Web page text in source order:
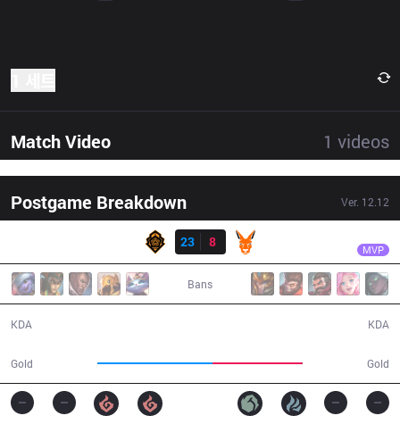
Match Video 1 videos
Postgame Breakdown Ver. 12.12
23
8 MVP
Bans
KDA
Gold Gold
KDA